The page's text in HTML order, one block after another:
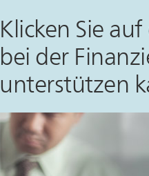
Klicken Sie
bei der
unterstützen